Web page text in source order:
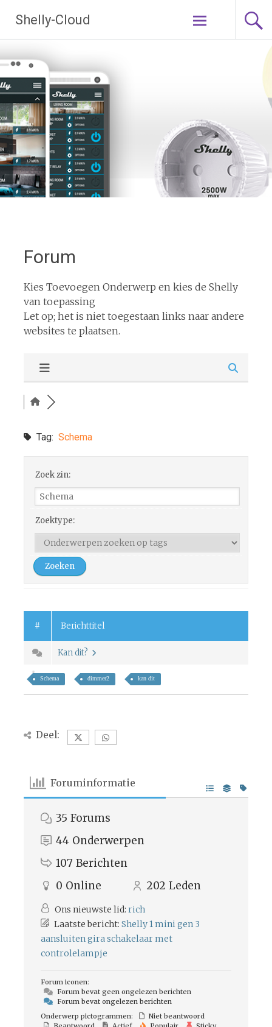
naar
de
Shelly-Cloud
Forum
Kies Toevoegen Onderwerp en kies de Shelly
van toepassing
Let op; het is niet toegestaan links naar andere
websites te plaatsen.
Tag: Schema
Zoek zin:
Zoektype:
# Berichttitel
Kan dit?
Schema dimmer2 kan dit
Deel:
Foruminformatie
35 Forums
44 Onderwerpen
107 Berichten
0 Online 202 Leden
Ons nieuwste lid: rich
Laatste bericht: Shelly 1 mini gen 3
aansluiten gira schakelaar met
controlelampje
Forum iconen:
Forum bevat geen ongelezen berichten
Forum bevat ongelezen berichten
Onderwerp pictogrammen:
Niet beantwoord